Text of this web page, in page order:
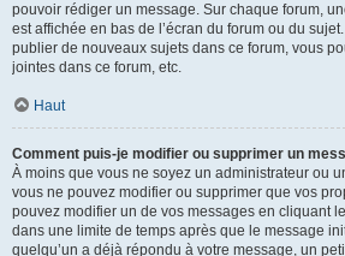
pouvoir rédiger un message. Sur chaque forum,
est affichée en bas de l’écran du forum ou du
publier de nouveaux sujets dans ce forum, vous
jointes dans ce forum, etc.
Haut
Comment puis-je modifier ou supprimer un
À moins que vous ne soyez un administrateur ou
vous ne pouvez modifier ou supprimer que vos
pouvez modifier un de vos messages en cliquant
dans une limite de temps après que le message
quelqu’un a déjà répondu à votre message, un